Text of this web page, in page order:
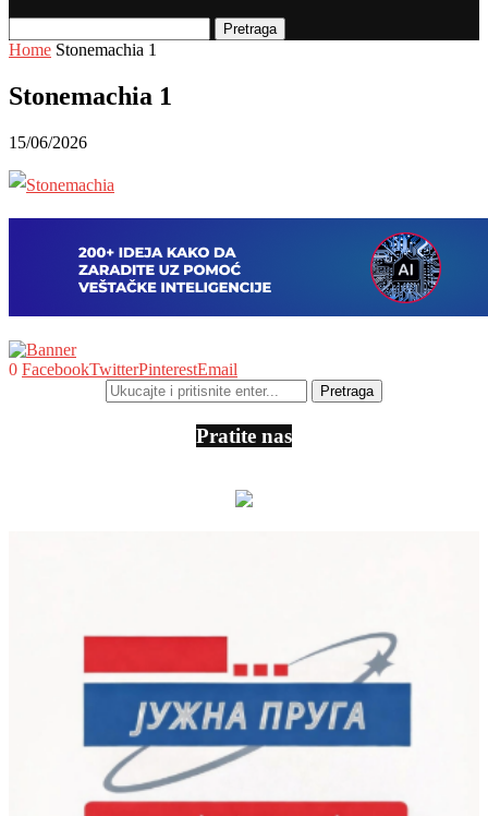
Pretraga
Home Stonemachia 1
Stonemachia 1
15/06/2026
0 FacebookTwitterPinterestEmail
Pratite nas